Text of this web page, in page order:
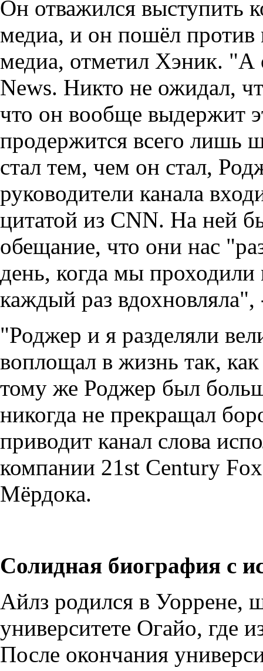
Он отважился выступить
медиа, и он пошёл
медиа, отметил Хэник. "А
News. Никто не ожидал,
что он вообще выдержит
продержится всего лишь
стал тем, чем он стал,
руководители канала
цитатой из CNN. На ней
обещание, что они нас
день, когда мы
каждый раз
"Роджер и я разделяли
воплощал в жизнь так,
тому же Роджер был
никогда не прекращал
приводит канал слова
компании 21st Century
Мёрдока.
Солидная биография с
Айлз родился в Уоррене,
университете Огайо, где
После окончания